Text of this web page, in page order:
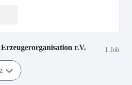
r.V. 1 Job